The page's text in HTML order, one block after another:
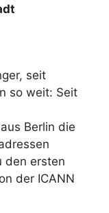
seit
so weit: Seit
Berlin die
den ersten
der ICANN